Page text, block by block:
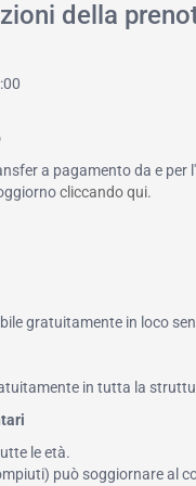
della
a pagamento da e
cliccando qui.
gratuitamente in loco
in tutta la
le età.
può soggiornare al